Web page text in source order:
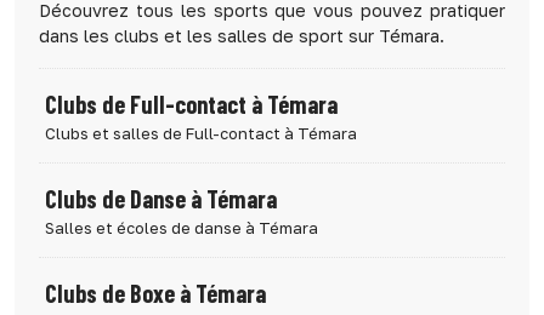
Découvrez tous les sports que vous pouvez pratiquer
dans les clubs et les salles de sport sur Témara.
Clubs de Full-contact à Témara
Clubs et salles de Full-contact à Témara
Clubs de Danse à Témara
Salles et écoles de danse à Témara
Clubs de Boxe à Témara